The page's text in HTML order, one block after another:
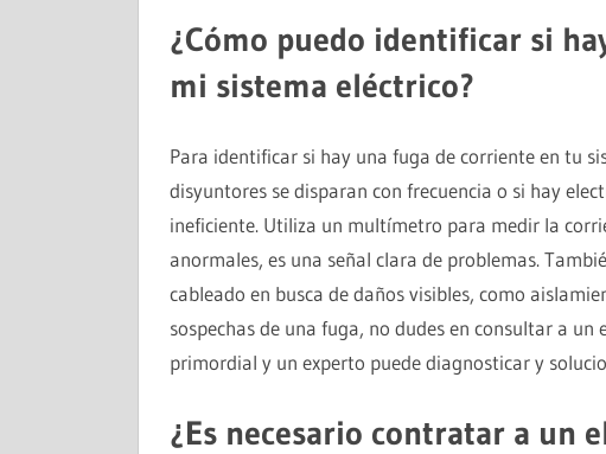
¿Cómo puedo identificar si
mi sistema eléctrico?
Para identificar si hay una fuga de corriente en tu
disyuntores se disparan con frecuencia o si hay
ineficiente. Utiliza un multímetro para medir la
anormales, es una señal clara de problemas.
cableado en busca de daños visibles, como
sospechas de una fuga, no dudes en consultar a
primordial y un experto puede diagnosticar y
¿Es necesario contratar a un